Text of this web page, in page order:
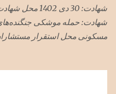
شهادت: 30 دی
شهادت: حمله موشکی
مسکونی محل استقرار